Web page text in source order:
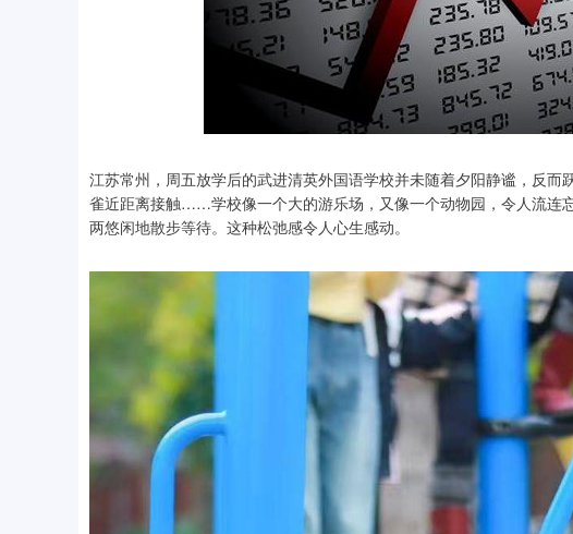
江苏常州，周五放学后的武进清英外国语学校并未随着夕阳静谧，反
雀近距离接触……学校像一个大的游乐场，又像一个动物园，令人流连
两悠闲地散步等待。这种松弛感令人心生感动。